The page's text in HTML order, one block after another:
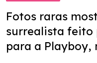
Fotos raras
surrealista feito
para a Playboy,